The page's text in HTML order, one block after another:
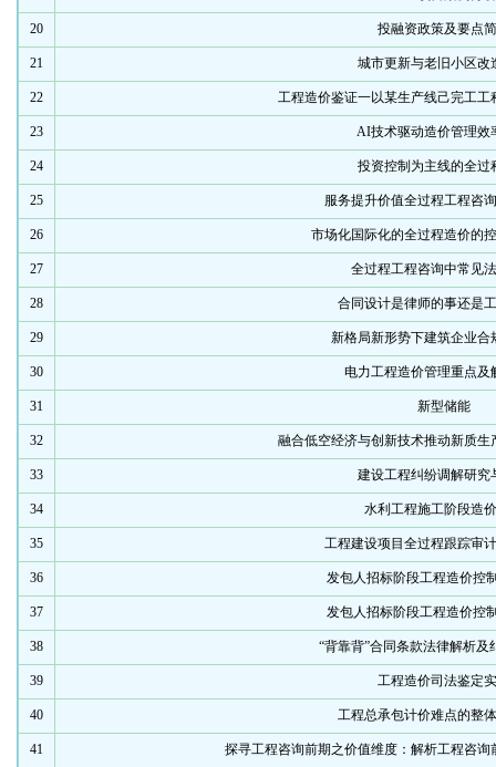
20 投融资政策及要点
21 城市更新与老旧小区改
22 工程造价鉴证一以某生产线己完工工
23 AI技术驱动造价管理效
24 投资控制为主线的全过
25 服务提升价值全过程工程咨
26 市场化国际化的全过程造价的
27 全过程工程咨询中常见
28 合同设计是律师的事还是
29 新格局新形势下建筑企业合
30 电力工程造价管理重点及
31 新型储能
32 融合低空经济与创新技术推动新质生
33 建设工程纠纷调解研究
34 水利工程施工阶段造
35 工程建设项目全过程跟踪审
36 发包人招标阶段工程造价控
37 发包人招标阶段工程造价控
38 “背靠背”合同条款法律解析及
39 工程造价司法鉴定
40 工程总承包计价难点的整
41 探寻工程咨询前期之价值维度：解析工程咨